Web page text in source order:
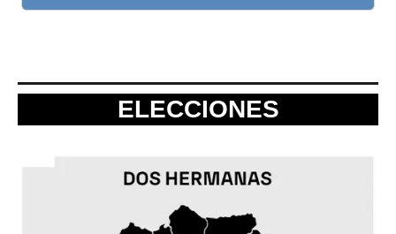
ELECCIONES